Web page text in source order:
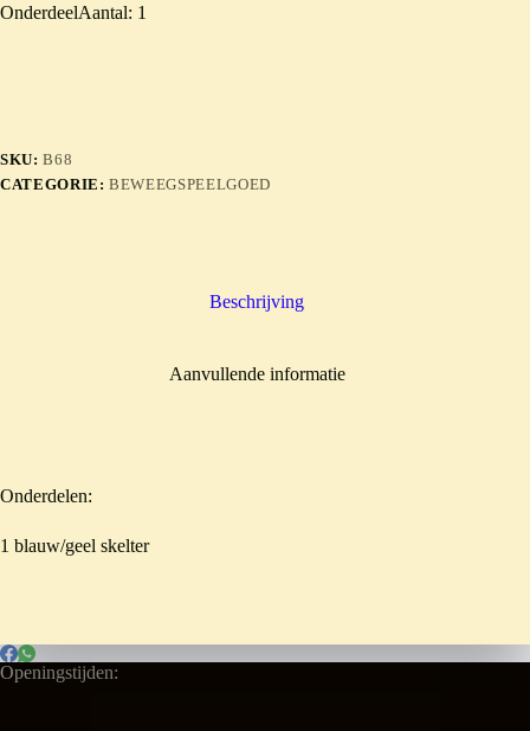
OnderdeelAantal: 1
SKU:B68
CATEGORIE:BEWEEGSPEELGOED
Beschrijving
Aanvullende informatie
Onderdelen:
1 blauw/geel skelter
Openingstijden: